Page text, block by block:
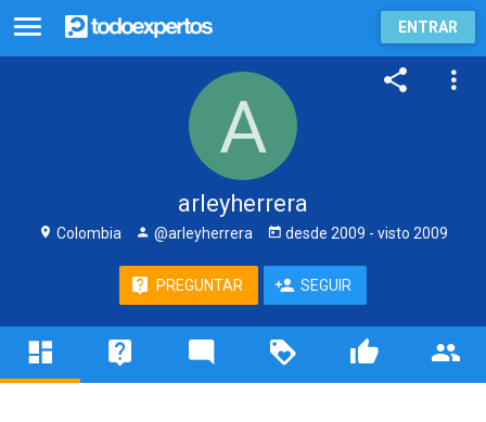
ENTRAR
arleyherrera
Colombia @arleyherrera desde 2009 - visto 2009
PREGUNTAR SEGUIR